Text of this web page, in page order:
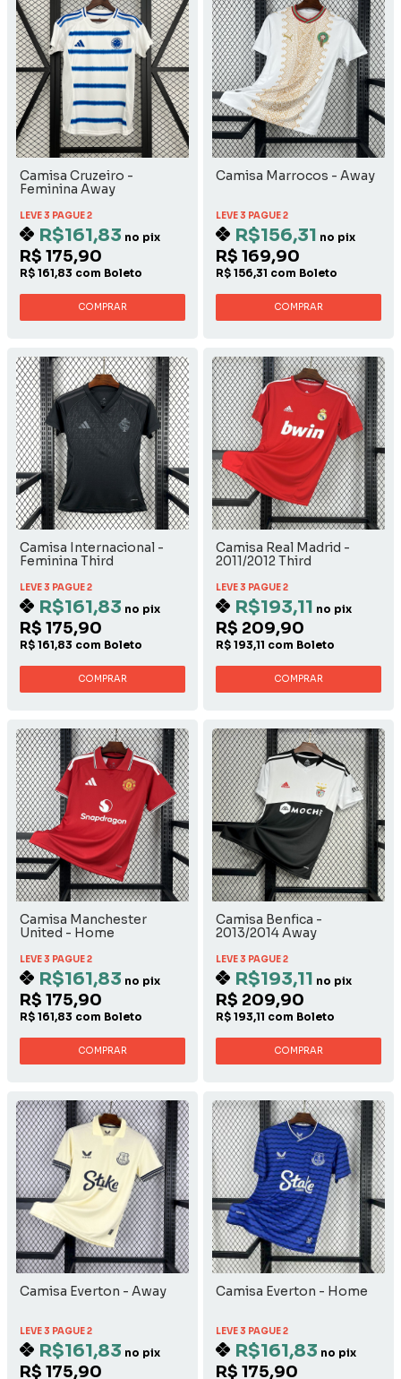
Camisa Cruzeiro -
Feminina Away
LEVE 3 PAGUE 2
R$161,83 no pix
R$ 175,90
R$ 161,83 com Boleto
COMPRAR
Camisa Marrocos - Away
LEVE 3 PAGUE 2
R$156,31 no pix
R$ 169,90
R$ 156,31 com Boleto
COMPRAR
Camisa Internacional -
Feminina Third
LEVE 3 PAGUE 2
R$161,83 no pix
R$ 175,90
R$ 161,83 com Boleto
COMPRAR
Camisa Real Madrid -
2011/2012 Third
LEVE 3 PAGUE 2
R$193,11 no pix
R$ 209,90
R$ 193,11 com Boleto
COMPRAR
Camisa Manchester
United - Home
LEVE 3 PAGUE 2
R$161,83 no pix
R$ 175,90
R$ 161,83 com Boleto
COMPRAR
Camisa Benfica -
2013/2014 Away
LEVE 3 PAGUE 2
R$193,11 no pix
R$ 209,90
R$ 193,11 com Boleto
COMPRAR
Camisa Everton - Away
LEVE 3 PAGUE 2
R$161,83 no pix
R$ 175,90
Camisa Everton - Home
LEVE 3 PAGUE 2
R$161,83 no pix
R$ 175,90